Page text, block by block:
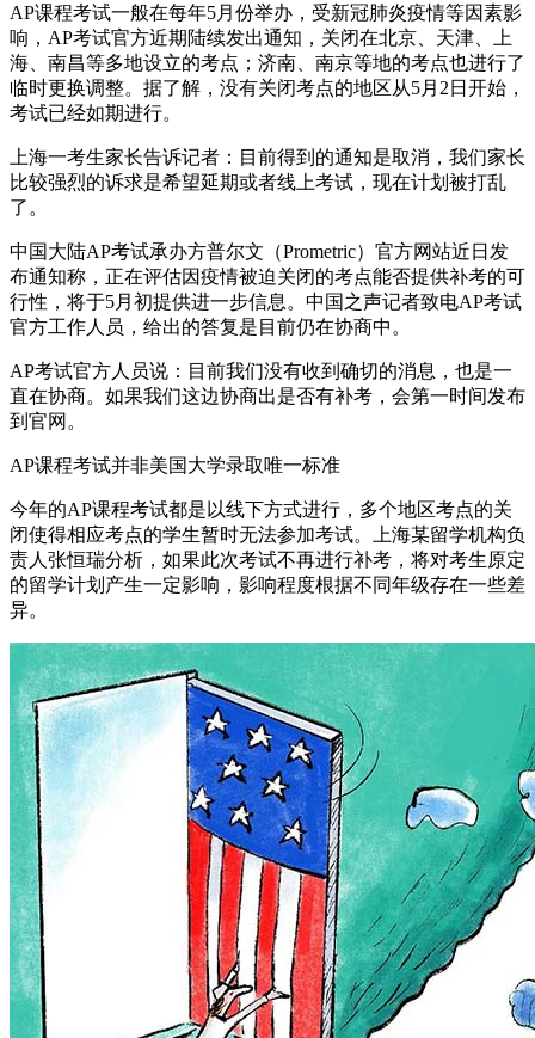
AP课程考试一般在每年5月份举办，受新冠肺炎疫情等因素影
响，AP考试官方近期陆续发出通知，关闭在北京、天津、上
海、南昌等多地设立的考点；济南、南京等地的考点也进行了
临时更换调整。据了解，没有关闭考点的地区从5月2日开始，
考试已经如期进行。
上海一考生家长告诉记者：目前得到的通知是取消，我们家长
比较强烈的诉求是希望延期或者线上考试，现在计划被打乱
了。
中国大陆AP考试承办方普尔文（Prometric）官方网站近日发
布通知称，正在评估因疫情被迫关闭的考点能否提供补考的可
行性，将于5月初提供进一步信息。中国之声记者致电AP考试
官方工作人员，给出的答复是目前仍在协商中。
AP考试官方人员说：目前我们没有收到确切的消息，也是一
直在协商。如果我们这边协商出是否有补考，会第一时间发布
到官网。
AP课程考试并非美国大学录取唯一标准
今年的AP课程考试都是以线下方式进行，多个地区考点的关
闭使得相应考点的学生暂时无法参加考试。上海某留学机构负
责人张恒瑞分析，如果此次考试不再进行补考，将对考生原定
的留学计划产生一定影响，影响程度根据不同年级存在一些差
异。